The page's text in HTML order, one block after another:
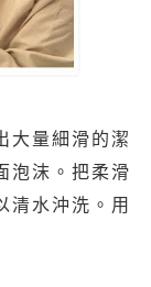
大量細滑的潔
泡沫。把柔滑
清水沖洗。用